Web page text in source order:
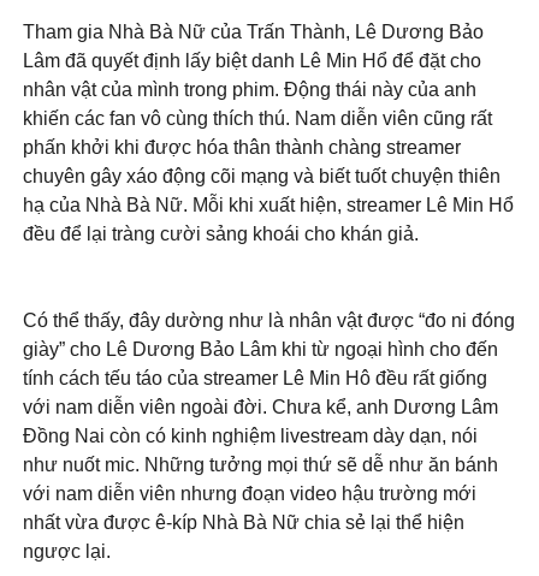
Tham gia Nhà Bà Nữ của Trấn Thành, Lê Dương Bảo
Lâm đã quyết định lấy biệt danh Lê Min Hổ để đặt cho
nhân vật của mình trong phim. Động thái này của anh
khiến các fan vô cùng thích thú. Nam diễn viên cũng rất
phấn khởi khi được hóa thân thành chàng streamer
chuyên gây xáo động cõi mạng và biết tuốt chuyện thiên
hạ của Nhà Bà Nữ. Mỗi khi xuất hiện, streamer Lê Min Hổ
đều để lại tràng cười sảng khoái cho khán giả.
Có thể thấy, đây dường như là nhân vật được “đo ni đóng
giày” cho Lê Dương Bảo Lâm khi từ ngoại hình cho đến
tính cách tếu táo của streamer Lê Min Hô đều rất giống
với nam diễn viên ngoài đời. Chưa kể, anh Dương Lâm
Đồng Nai còn có kinh nghiệm livestream dày dạn, nói
như nuốt mic. Những tưởng mọi thứ sẽ dễ như ăn bánh
với nam diễn viên nhưng đoạn video hậu trường mới
nhất vừa được ê-kíp Nhà Bà Nữ chia sẻ lại thể hiện
ngược lại.